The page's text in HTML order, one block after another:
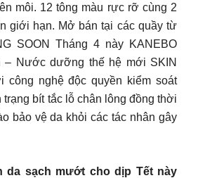
môi. 12 tông màu rực rỡ cùng 2
giới hạn. Mở bán tại các quầy từ
SOON Tháng 4 này KANEBO
– Nước dưỡng thế hệ mới SKIN
công nghệ độc quyền kiểm soát
bít tắc lỗ chân lông đồng thời
bảo vệ da khỏi các tác nhân gây
da sạch mướt cho dịp Tết này